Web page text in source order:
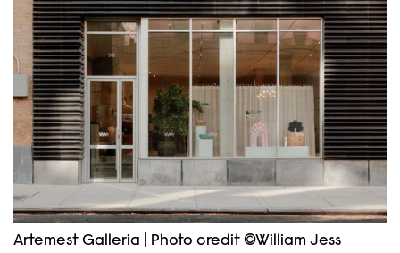
Artemest Galleria | Photo credit ©William Jess